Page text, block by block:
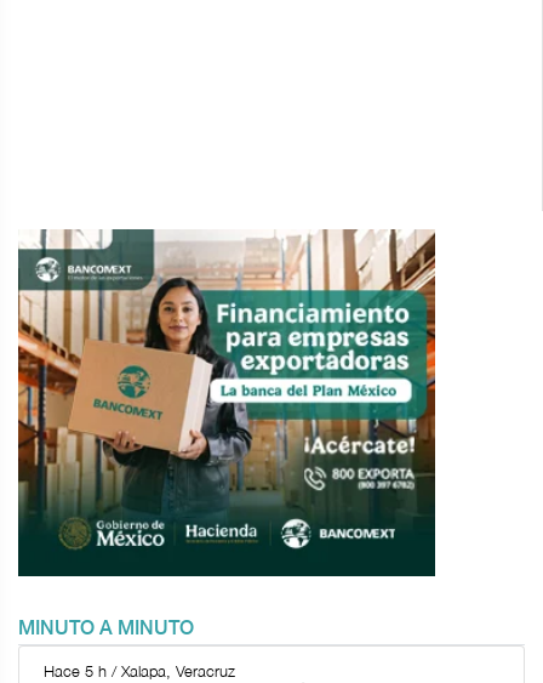
MINUTO A MINUTO
Hace 5 h / Xalapa, Veracruz